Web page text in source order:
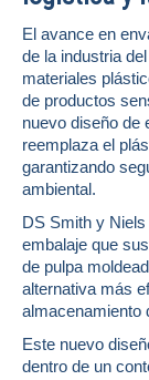
El avance en
de la industria
materiales
de productos
nuevo diseño de
reemplaza el
garantizando
ambiental.
DS Smith y
embalaje que
de pulpa
alternativa más
almacenamiento
Este nuevo
dentro de un